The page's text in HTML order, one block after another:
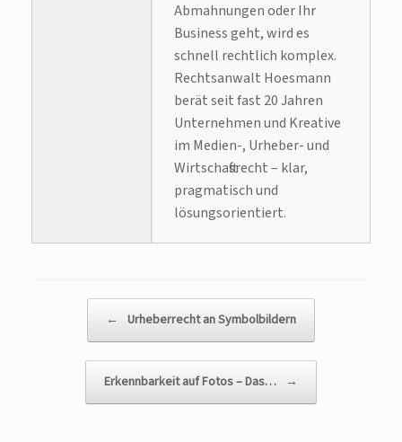
Abmahnungen oder Ihr
Business geht, wird es
schnell rechtlich komplex.
Rechtsanwalt Hoesmann
berät seit fast 20 Jahren
Unternehmen und Kreative
im Medien-, Urheber- und
Wirtschaftsrecht – klar,
pragmatisch und
lösungsorientiert.
← Urheberrecht an Symbolbildern
Erkennbarkeit auf Fotos – Das… →